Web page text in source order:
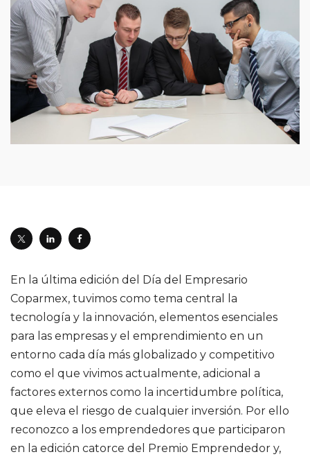
En la última edición del Día del Empresario
Coparmex, tuvimos como tema central la
tecnología y la innovación, elementos esenciales
para las empresas y el emprendimiento en un
entorno cada día más globalizado y competitivo
como el que vivimos actualmente, adicional a
factores externos como la incertidumbre política,
que eleva el riesgo de cualquier inversión. Por ello
reconozco a los emprendedores que participaron
en la edición catorce del Premio Emprendedor y,